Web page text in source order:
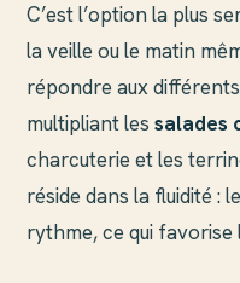
C’est l’option la plus
la veille ou le matin
répondre aux
multipliant lessalades
charcuterie et les
réside dans la fluidité :
rythme, ce qui favorise